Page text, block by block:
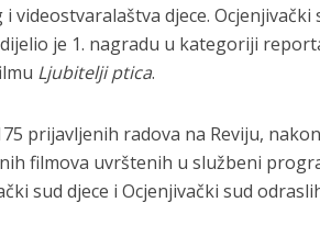
videostvaralaštva djece. Ocjenjivački
je 1. nagradu u kategoriji
Ljubitelji ptica.
prijavljenih radova na Reviju,
filmova uvrštenih u službeni
sud djece i Ocjenjivački sud